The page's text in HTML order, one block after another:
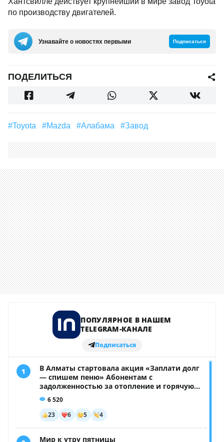
по производству двигателей.
Узнавайте о новостях первыми Подписаться
ПОДЕЛИТЬСЯ
#Toyota #Mazda #Алабама #Завод